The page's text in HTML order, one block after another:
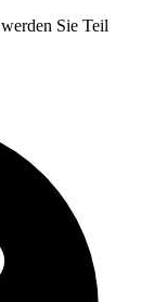
Sie Teil